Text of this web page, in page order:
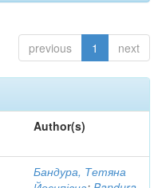
previous 1 next
Author(s)
Бандура, Тетяна